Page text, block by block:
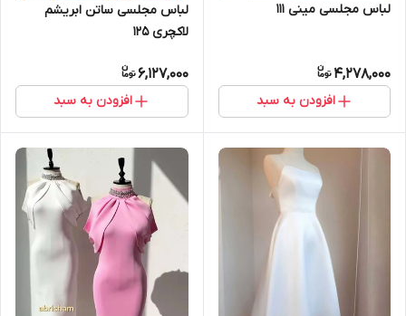
لباس مجلسی مینی ۱۱۱
4,278,000
افزودن به سبد
لباس مجلسی ساتن ابریشم
لاکچری ۱۲۵
6,127,000
افزودن به سبد